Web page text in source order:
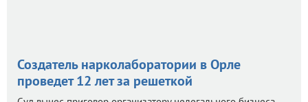
Создатель нарколаборатории в Орле
проведет 12 лет за решеткой